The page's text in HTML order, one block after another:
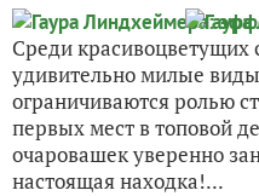
Среди красивоцветущих
удивительно милые
ограничиваются ролью
первых мест в топовой
очаровашек уверенно
настоящая находка!...